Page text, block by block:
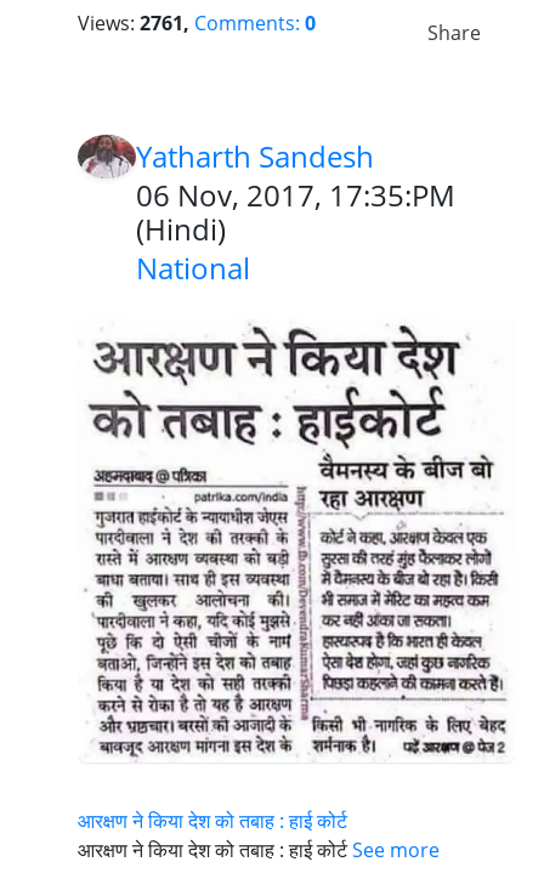
Views: 2761, Comments: 0 Share
Yatharth Sandesh
06 Nov, 2017, 17:35:PM
(Hindi)
National
आरक्षण ने किया देश को तबाह : हाई कोर्ट
आरक्षण ने किया देश को तबाह : हाई कोर्टSee more